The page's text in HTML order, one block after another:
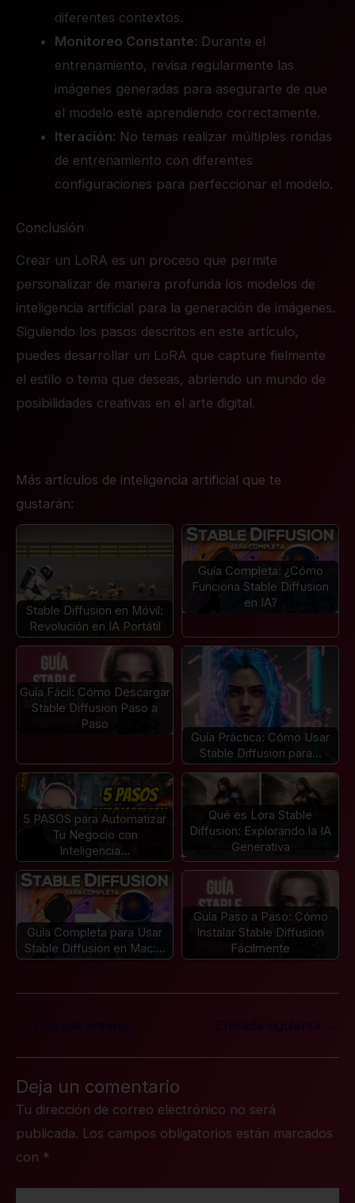
diferentes contextos.
Monitoreo Constante: Durante el
entrenamiento, revisa regularmente las
imágenes generadas para asegurarte de que
el modelo esté aprendiendo correctamente.
Iteración: No temas realizar múltiples rondas
de entrenamiento con diferentes
configuraciones para perfeccionar el modelo.
Conclusión
Crear un LoRA es un proceso que permite
personalizar de manera profunda los modelos de
inteligencia artificial para la generación de imágenes.
Siguiendo los pasos descritos en este artículo,
puedes desarrollar un LoRA que capture fielmente
el estilo o tema que deseas, abriendo un mundo de
posibilidades creativas en el arte digital.
Más artículos de inteligencia artificial que te
gustarán:
Stable Diffusion en Móvil:
Revolución en IA Portátil
Guía Completa: ¿Cómo
Funciona Stable Diffusion
en IA?
Guía Fácil: Cómo Descargar
Stable Diffusion Paso a
Paso
Guía Práctica: Cómo Usar
Stable Diffusion para…
5 PASOS para Automatizar
Tu Negocio con
Inteligencia…
Qué es Lora Stable
Diffusion: Explorando la IA
Generativa
Guía Completa para Usar
Stable Diffusion en Mac:…
Guía Paso a Paso: Cómo
Instalar Stable Diffusion
Fácilmente
Entrada siguiente →
Deja un comentario
Tu dirección de correo electrónico no será
publicada. Los campos obligatorios están marcados
con *